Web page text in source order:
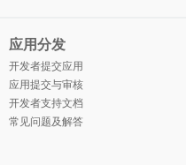
应用分发
开发者提交应用
应用提交与审核
开发者支持文档
常见问题及解答